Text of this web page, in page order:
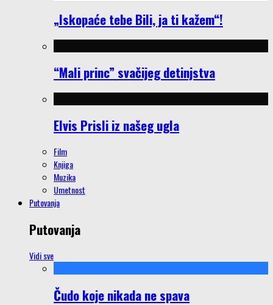
„Iskopaće tebe Bili, ja ti kažem“!
“Mali princ” svačijeg detinjstva
Elvis Prisli iz našeg ugla
Film
Knjiga
Muzika
Umetnost
Putovanja
Putovanja
Vidi sve
Čudo koje nikada ne spava